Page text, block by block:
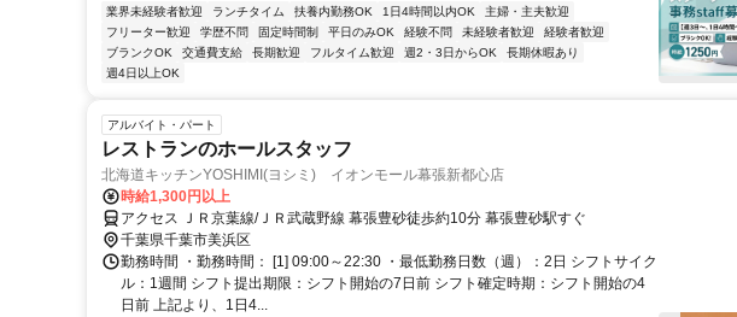
業界未経験者歓迎 ランチタイム 扶養内勤務OK 1日4時間以内OK
主婦・主夫歓迎
フリーター歓迎
学歴不問 固定時間制 平日のみOK 経験不問 未経験者歓迎
経験者歓迎
ブランクOK
交通費支給 長期歓迎 フルタイム歓迎 週2・3日からOK
長期休暇あり
週4日以上OK
アルバイト・パート
レストランのホールスタッフ
北海道キッチンYOSHIMI(ヨシミ) イオンモール幕張新都心店
時給1,300円以上
アクセス ＪＲ京葉線/ＪＲ武蔵野線 幕張豊砂徒歩約10分 幕張豊砂駅すぐ
千葉県千葉市美浜区
勤務時間 ・勤務時間： [1] 09:00～22:30 ・最低勤務日数（週）：2日 シフトサイク
ル：1週間 シフト提出期限：シフト開始の7日前 シフト確定時期：シフト開始の4
日前 上記より、1日4...